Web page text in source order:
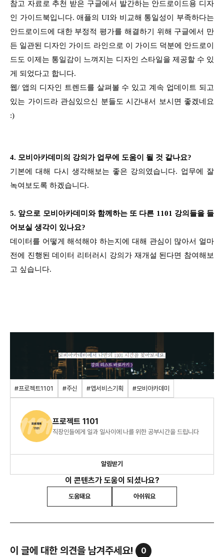
참고 자료로 추천 받은 구글에서 발간하는 안드로이드용 디자
인 가이드북입니다. 애플의 UI와 비교해 통일성이 부족하다는
안드로이드에 대한 부정적 평가를 해결하기 위해 구글에서 만
든 일관된 디자인 가이드 라인으로 이 가이드 덕분에 안드로이
드도 이제는 통일감이 느껴지는 디자인 스타일을 제공할 수 있
게 되었다고 합니다.
웹/ 앱의 디자인 트렌드를 살펴볼 수 있고 계속 업데이트 되고
있는 가이드라 관심있으신 분들도 시간내서 보시면 좋겠네요
:)
4. 모비아카데미의 강의가 업무에 도움이 될 것 같나요?
기본에 대해 다시 생각해보는 좋은 강의였습니다. 업무에 잘
녹여보도록 하겠습니다.
5. 앞으로 모비아카데미와 함께하는 또 다른 1101 강의들을 들
어보실 생각이 있나요?
데이터를 어떻게 해석해야 하는지에 대해 관심이 많아서 얼마
전에 진행된 데이터 리터러시 강의가 재개설 된다면 참여해보
고 싶습니다.
#프로젝트1101 #주신 #앱서비스기획 #모비아카데미
프로젝트 1101
직장인들에게 일과 일사이에 나를 위한 공부시간을 드립니다
알림받기
이 콘텐츠가 도움이 되셨나요?
도움돼요 아쉬워요
이 글에 대한 의견을 남겨주세요! 0